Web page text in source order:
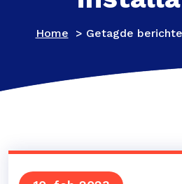
Home > Getagde